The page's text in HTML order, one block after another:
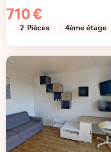
710 €
2 Pièces 4ème étage